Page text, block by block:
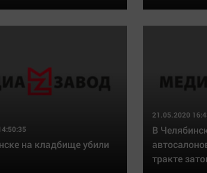
на кладбище убили
21.05.2020
В
тракте